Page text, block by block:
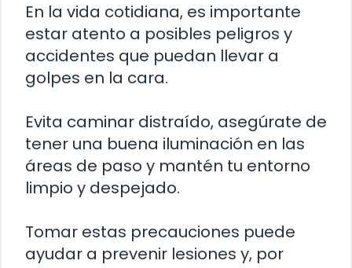
En la vida cotidiana, es importante
estar atento a posibles peligros y
accidentes que puedan llevar a
golpes en la cara.
Evita caminar distraído, asegúrate de
tener una buena iluminación en las
áreas de paso y mantén tu entorno
limpio y despejado.
Tomar estas precauciones puede
ayudar a prevenir lesiones y, por